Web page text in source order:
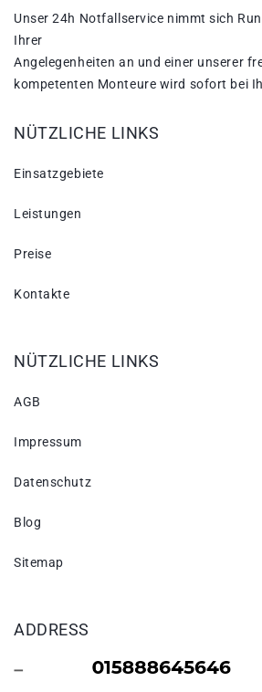
Unser 24h Notfallservice nimmt sich
Ihrer
Angelegenheiten an und einer unserer
kompetenten Monteure wird sofort bei
NÜTZLICHE LINKS
Einsatzgebiete
Leistungen
Preise
Kontakte
NÜTZLICHE LINKS
AGB
Impressum
Datenschutz
Blog
Sitemap
ADDRESS